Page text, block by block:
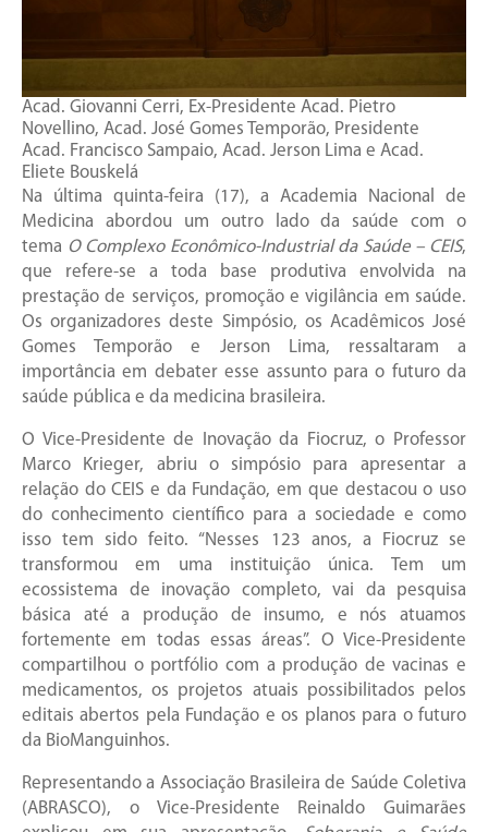
Acad. Giovanni Cerri, Ex-Presidente Acad. Pietro
Novellino, Acad. José Gomes Temporão, Presidente
Acad. Francisco Sampaio, Acad. Jerson Lima e Acad.
Eliete Bouskelá
Na última quinta-feira (17), a Academia Nacional de
Medicina abordou um outro lado da saúde com o
tema O Complexo Econômico-Industrial da Saúde – CEIS,
que refere-se a toda base produtiva envolvida na
prestação de serviços, promoção e vigilância em saúde.
Os organizadores deste Simpósio, os Acadêmicos José
Gomes Temporão e Jerson Lima, ressaltaram a
importância em debater esse assunto para o futuro da
saúde pública e da medicina brasileira.
O Vice-Presidente de Inovação da Fiocruz, o Professor
Marco Krieger, abriu o simpósio para apresentar a
relação do CEIS e da Fundação, em que destacou o uso
do conhecimento científico para a sociedade e como
isso tem sido feito. “Nesses 123 anos, a Fiocruz se
transformou em uma instituição única. Tem um
ecossistema de inovação completo, vai da pesquisa
básica até a produção de insumo, e nós atuamos
fortemente em todas essas áreas”. O Vice-Presidente
compartilhou o portfólio com a produção de vacinas e
medicamentos, os projetos atuais possibilitados pelos
editais abertos pela Fundação e os planos para o futuro
da BioManguinhos.
Representando a Associação Brasileira de Saúde Coletiva
(ABRASCO), o Vice-Presidente Reinaldo Guimarães